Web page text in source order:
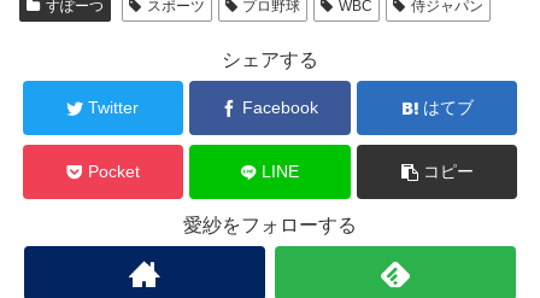
すぽーつ スポーツ プロ野球 WBC 侍ジャパン
シェアする
Twitter Facebook はてブ
Pocket LINE コピー
愛紗をフォローする